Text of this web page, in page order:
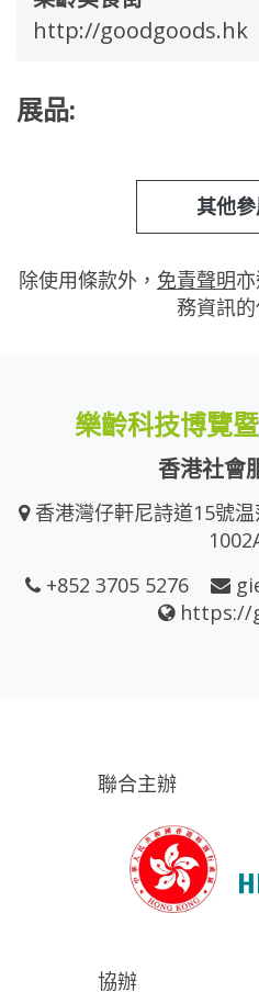
http://goodgoods.hk
展品:
其他
除使用條款外， 免責聲明
務資訊的
樂齡科技博覽
香港社會
香港灣仔軒尼詩道15號
+852 3705 5276
https://
聯合主辦
協辦